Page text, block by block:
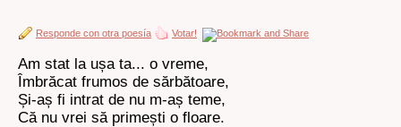
Responde con otra poesía Votar!
Am stat la ușa ta... o vreme,
Îmbrăcat frumos de sărbătoare,
Și-aș fi intrat de nu m-aș teme,
Că nu vrei să primești o floare.